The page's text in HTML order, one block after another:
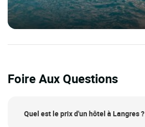
Foire Aux Questions
Quel est le prix d'un hôtel à Langres ?